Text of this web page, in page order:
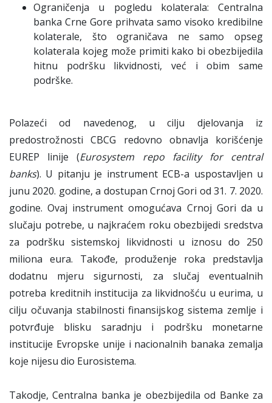
Ograničenja u pogledu kolaterala: Centralna
banka Crne Gore prihvata samo visoko kredibilne
kolaterale, što ograničava ne samo opseg
kolaterala kojeg može primiti kako bi obezbijedila
hitnu podršku likvidnosti, već i obim same
podrške.
Polazeći od navedenog, u cilju djelovanja iz
predostrožnosti CBCG redovno obnavlja korišćenje
EUREP linije (Eurosystem repo facility for central
banks). U pitanju je instrument ECB-a uspostavljen u
junu 2020. godine, a dostupan Crnoj Gori od 31. 7. 2020.
godine. Ovaj instrument omogućava Crnoj Gori da u
slučaju potrebe, u najkraćem roku obezbijedi sredstva
za podršku sistemskoj likvidnosti u iznosu do 250
miliona eura. Takođe, produženje roka predstavlja
dodatnu mjeru sigurnosti, za slučaj eventualnih
potreba kreditnih institucija za likvidnošću u eurima, u
cilju očuvanja stabilnosti finansijskog sistema zemlje i
potvrđuje blisku saradnju i podršku monetarne
institucije Evropske unije i nacionalnih banaka zemalja
koje nijesu dio Eurosistema.
Takodje, Centralna banka je obezbijedila od Banke za